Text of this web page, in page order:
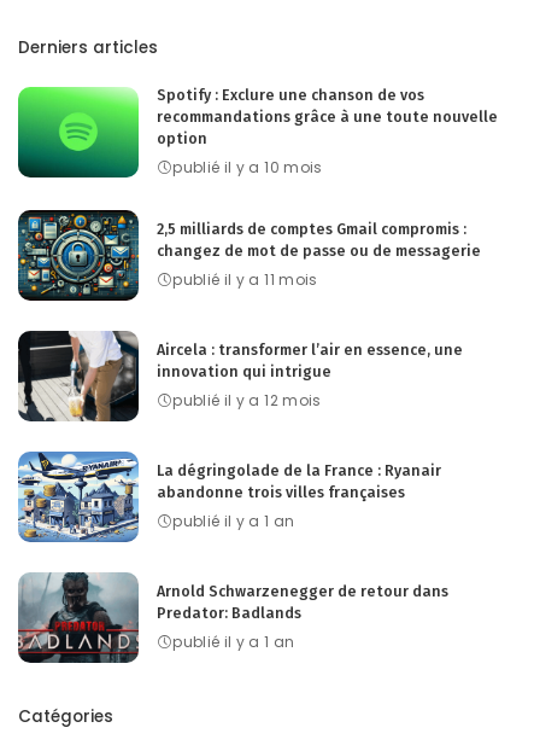
Derniers articles
Spotify : Exclure une chanson de vos
recommandations grâce à une toute nouvelle
option
publié il y a 10 mois
2,5 milliards de comptes Gmail compromis :
changez de mot de passe ou de messagerie
publié il y a 11 mois
Aircela : transformer l’air en essence, une
innovation qui intrigue
publié il y a 12 mois
La dégringolade de la France : Ryanair
abandonne trois villes françaises
publié il y a 1 an
Arnold Schwarzenegger de retour dans
Predator: Badlands
publié il y a 1 an
Catégories